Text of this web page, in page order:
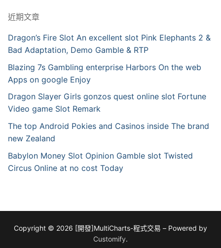
近期文章
Dragon’s Fire Slot An excellent slot Pink Elephants 2 &
Bad Adaptation, Demo Gamble & RTP
Blazing 7s Gambling enterprise Harbors On the web
Apps on google Enjoy
Dragon Slayer Girls gonzos quest online slot Fortune
Video game Slot Remark
The top Android Pokies and Casinos inside The brand
new Zealand
Babylon Money Slot Opinion Gamble slot Twisted
Circus Online at no cost Today
Copyright © 2026 [開發]MultiCharts-程式交易 – Powered by
Customify.